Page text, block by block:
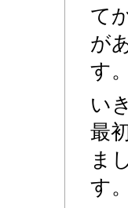
て
が
す。
い
最
ま
す。